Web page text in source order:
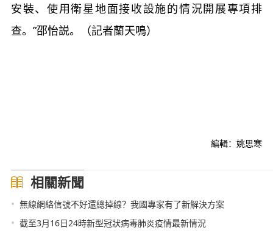
安裝、使用衛星地面接收設施的情況開展專項排
查。”邵怡説。（記者蘭天鳴）
編輯：姚思寒
相關新聞
• 無線網絡信號不好還總掉線？我國專家有了新解決方案
• 截至3月16日24時新型冠狀病毒肺炎疫情最新情況